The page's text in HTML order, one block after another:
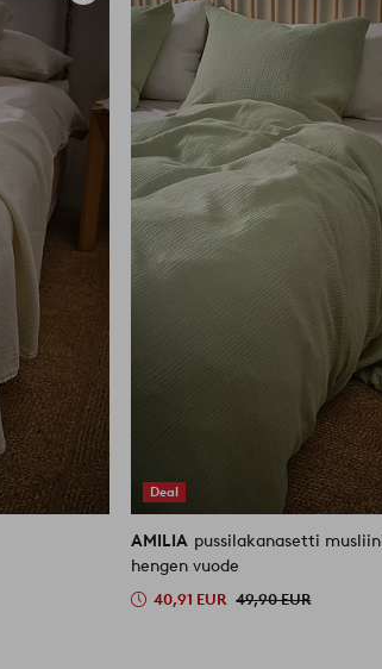
suosikkeihin
Deal
AMILIA pussilakanasetti
hengen vuode
40,91 EUR 49,90 EUR